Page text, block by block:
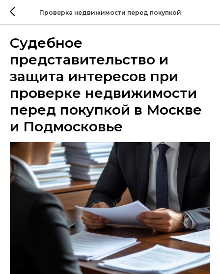
Проверка недвижимости перед покупкой
Судебное
представительство и
защита интересов при
проверке недвижимости
перед покупкой в Москве
и Подмосковье